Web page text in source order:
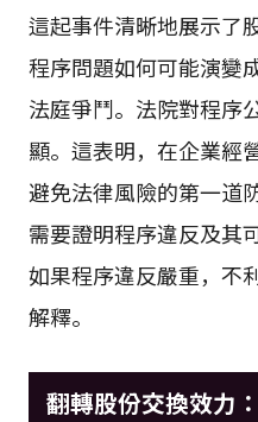
這起事件清晰地展示了
程序問題如何可能演變
法庭爭鬥。法院對程序
顯。這表明，在企業經
避免法律風險的第一道
需要證明程序違反及其
如果程序違反嚴重，不
解釋。
翻轉股份交換效力